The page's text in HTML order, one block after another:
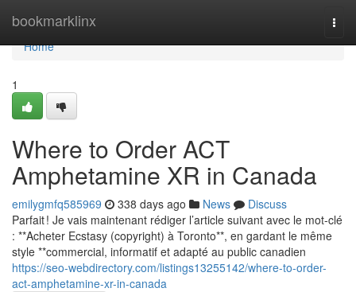
bookmarklinx
Home
Home
1
Where to Order ACT
Amphetamine XR in Canada
emilygmfq585969 338 days ago News
Discuss
Parfait ! Je vais maintenant rédiger l’article suivant avec le mot-clé
: **Acheter Ecstasy (copyright) à Toronto**, en gardant le même
style **commercial, informatif et adapté au public canadien
https://seo-webdirectory.com/listings13255142/where-to-order-
act-amphetamine-xr-in-canada